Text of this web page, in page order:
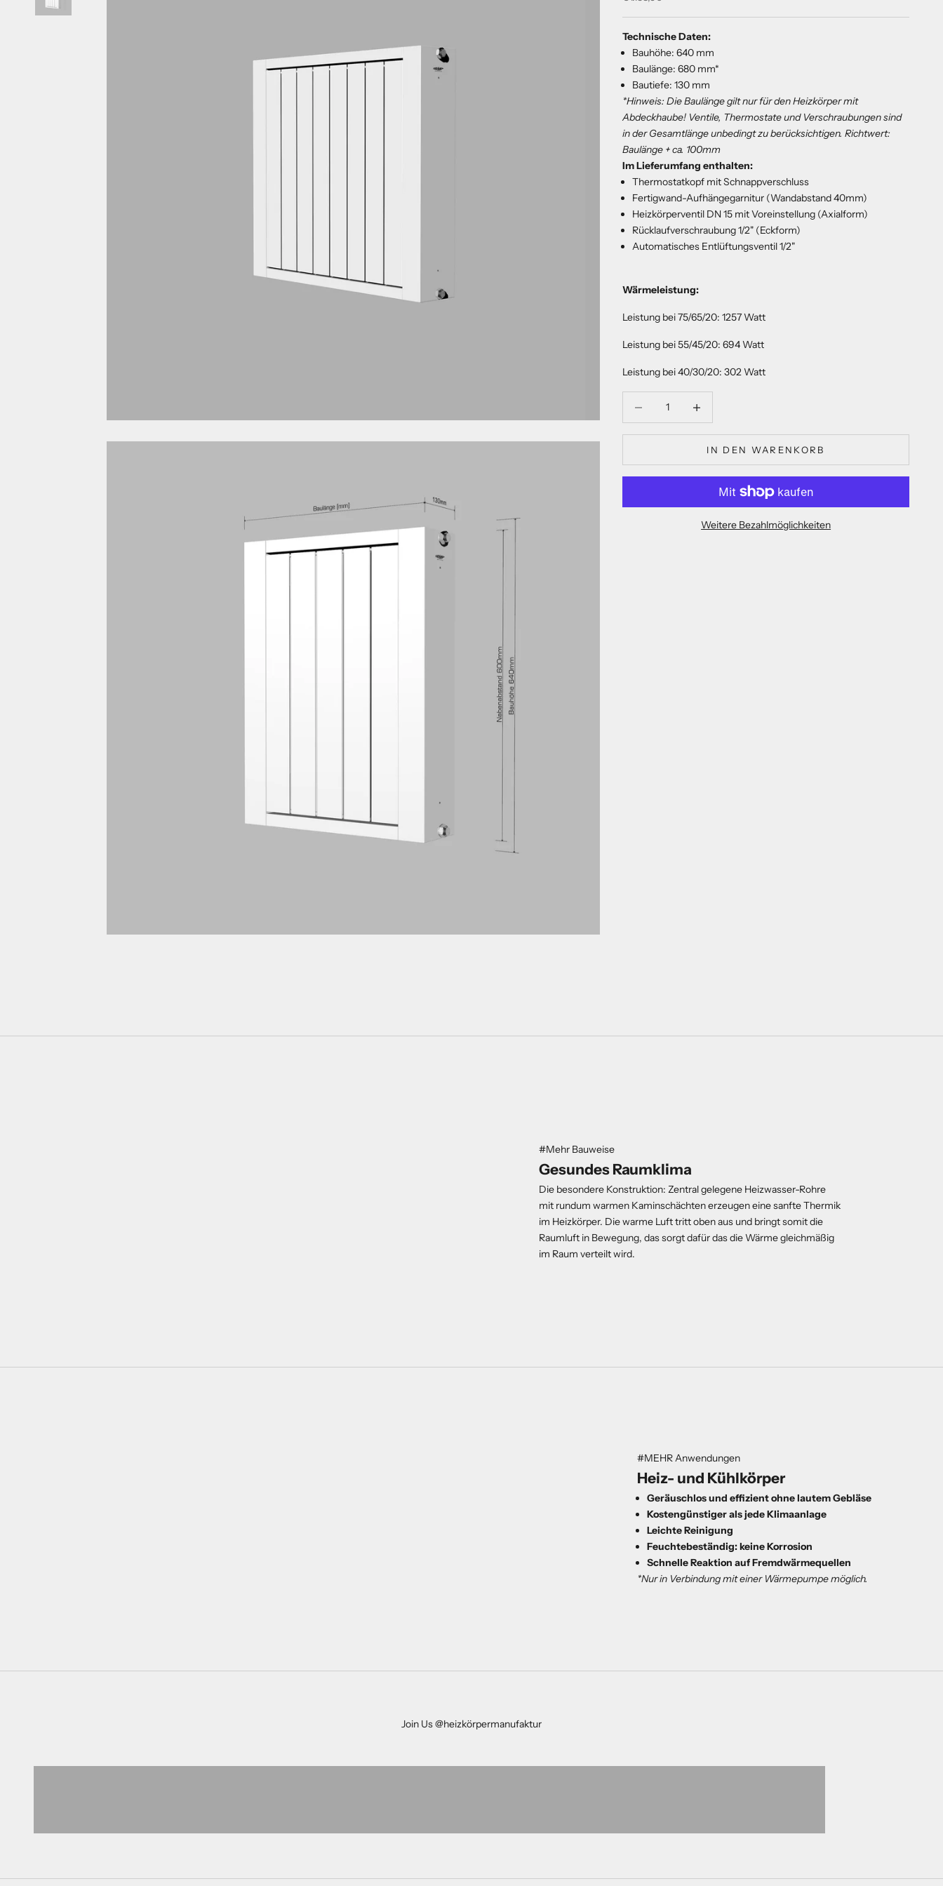
Technische Daten:
Bauhöhe: 640 mm
Baulänge: 680 mm*
Bautiefe: 130 mm
*Hinweis: Die Baulänge gilt nur für den Heizkörper mit
Abdeckhaube! Ventile, Thermostate und Verschraubungen sind
in der Gesamtlänge unbedingt zu berücksichtigen.Richtwert:
Baulänge + ca. 100mm
Im Lieferumfang enthalten:
Thermostatkopf mit Schnappverschluss
Fertigwand-Aufhängegarnitur (Wandabstand 40mm)
Heizkörperventil DN 15 mit Voreinstellung (Axialform)
Rücklaufverschraubung 1/2" (Eckform)
Automatisches Entlüftungsventil 1/2"
Wärmeleistung:
Leistung bei 75/65/20: 1257 Watt
Leistung bei 55/45/20: 694 Watt
Leistung bei 40/30/20: 302 Watt
IN DEN WARENKORB
Weitere Bezahlmöglichkeiten
#Mehr Bauweise
Gesundes Raumklima
Die besondere Konstruktion: Zentral gelegene Heizwasser-Rohre
mit rundum warmen Kaminschächten erzeugen eine sanfte Thermik
im Heizkörper. Die warme Luft tritt oben aus und bringt somit die
Raumluft in Bewegung, das sorgt dafür das die Wärme gleichmäßig
im Raum verteilt wird.
#MEHR Anwendungen
Heiz- und Kühlkörper
Geräuschlos und effizient ohne lautem Gebläse
Kostengünstiger als jede Klimaanlage
Leichte Reinigung
Feuchtebeständig: keine Korrosion
Schnelle Reaktion auf Fremdwärmequellen
*Nur in Verbindung mit einer Wärmepumpe möglich.
Join Us @heizkörpermanufaktur